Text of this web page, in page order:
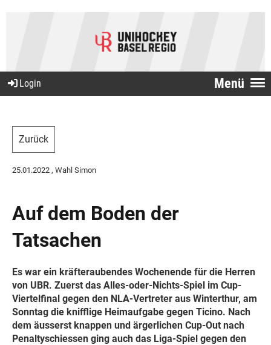
Menü
Login
Zurück
25.01.2022 , Wahl Simon
Auf dem Boden der
Tatsachen
Es war ein kräfteraubendes Wochenende für die Herren
von UBR. Zuerst das Alles-oder-Nichts-Spiel im Cup-
Viertelfinal gegen den NLA-Vertreter aus Winterthur, am
Sonntag die knifflige Heimaufgabe gegen Ticino. Nach
dem äusserst knappen und ärgerlichen Cup-Out nach
Penaltyschiessen ging auch das Liga-Spiel gegen den